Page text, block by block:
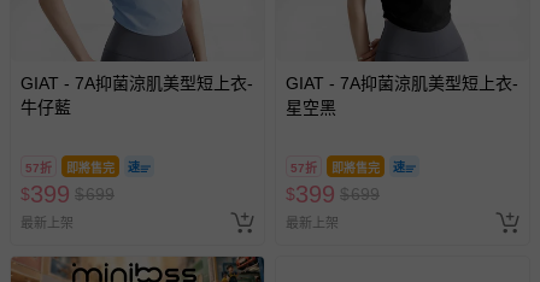
GIAT - 7A抑菌涼肌美型短上衣-
牛仔藍
57折 即將售完
$399 $699
最新上架
GIAT - 7A抑菌涼肌美型短上衣-
星空黑
57折 即將售完
$399 $699
最新上架